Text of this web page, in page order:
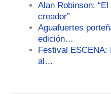
Alan Robinson:
creador”
Aguafuertes
edición…
Festival
al…